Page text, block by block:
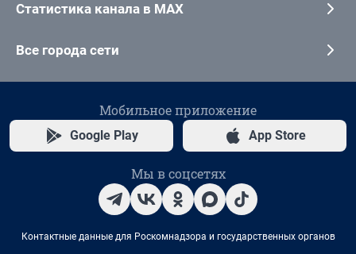
Статистика канала в MAX
Все города сети
Мобильное приложение
Google Play App Store
Мы в соцсетях
Контактные данные для Роскомнадзора и государственных органов